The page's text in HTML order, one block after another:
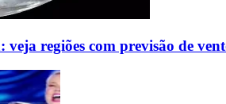
veja regiões com previsão de